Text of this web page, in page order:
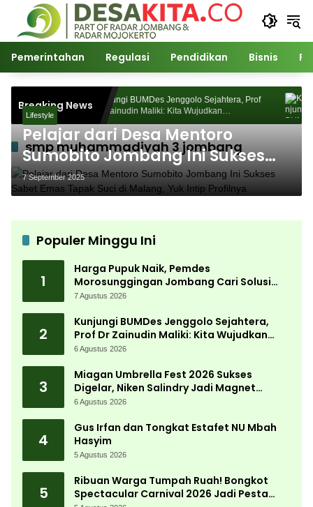
Langsung
konten
Pemerintahan Regulasi Pendidikan Bisnis
Breaking NewsKunjungi BUMDes Jenggolo Sejahtera, Prof
Dr Zainudin Maliki: Kita Wujudkan
Kemandirian Ekonomi dengan Potensi Desa
smp muhammadiyah 3 jombang
Lifestyle
Pelajar dari Desa Mentoro
Sumobito Jombang Ini Sukses
Sabet Emas Tapak Suci di
Malang, Yuk Intip Profilnya
7 September 2025
Populer Minggu Ini
1
Harga Pupuk Naik, Pemdes
Morosunggingan Jombang Cari Solusi
Lewat Kajian Akademik
7 Agustus 2026
2
Kunjungi BUMDes Jenggolo Sejahtera,
Prof Dr Zainudin Maliki: Kita Wujudkan
Kemandirian Ekonomi dengan Potensi
6 Agustus 2026
3
Miagan Umbrella Fest 2026 Sukses
Digelar, Niken Salindry Jadi Magnet
Ribuan Pengunjung
6 Agustus 2026
4
Gus Irfan dan Tongkat Estafet NU Mbah
Hasyim
5 Agustus 2026
5
Ribuan Warga Tumpah Ruah! Bongkot
Spectacular Carnival 2026 Jadi Pesta